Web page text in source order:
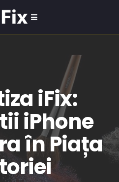
iFix:
iPhone
în Piața